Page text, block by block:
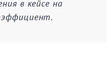
в кейсе на